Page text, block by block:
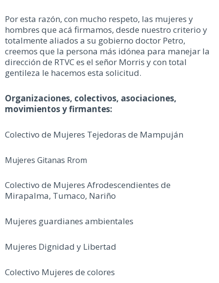
Por esta razón, con mucho respeto, las mujeres y
hombres que acá firmamos, desde nuestro criterio y
totalmente aliados a su gobierno doctor Petro,
creemos que la persona más idónea para manejar la
dirección de RTVC es el señor Morris y con total
gentileza le hacemos esta solicitud.
Organizaciones, colectivos, asociaciones,
movimientos y firmantes:
Colectivo de Mujeres Tejedoras de Mampuján
Mujeres Gitanas Rrom
Colectivo de Mujeres Afrodescendientes de
Mirapalma, Tumaco, Nariño
Mujeres guardianes ambientales
Mujeres Dignidad y Libertad
Colectivo Mujeres de colores